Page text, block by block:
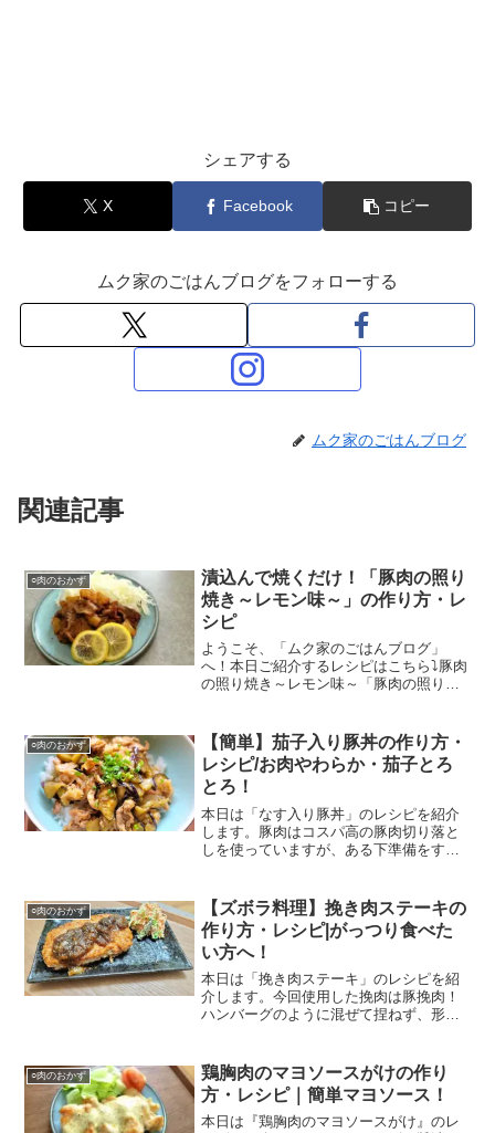
シェアする
X Facebook コピー
ムク家のごはんブログをフォローする
ムク家のごはんブログ
関連記事
○肉のおかず
漬込んで焼くだけ！「豚肉の照り
焼き～レモン味～」の作り方・レ
シピ
ようこそ、「ムク家のごはんブログ」
へ！本日ご紹介するレシピはこちら⤵豚肉
の照り焼き～レモン味～「豚肉の照り焼
など、ご飯作るの面倒...と感じたことは
ありませんか？漬け込...
○肉のおかず
【簡単】茄子入り豚丼の作り方・
レシピ/お肉やわらか・茄子とろ
とろ！
本日は「なす入り豚丼」のレシピを紹介
します。豚肉はコスパ高の豚肉切り落と
しを使っていますが、ある下準備をする
が、とてもとろとろ食感に！タレもおい
しく、おかわりするくらいご飯が進みま
す。
○肉のおかず
【ズボラ料理】挽き肉ステーキの
作り方・レシピ|がっつり食べた
い方へ！
本日は「挽き肉ステーキ」のレシピを紹
介します。今回使用した挽肉は豚挽肉！
ハンバーグのように混ぜて捏ねず、形を
を入れています。是非参考にしていただ
ければ幸いです！
○肉のおかず
鶏胸肉のマヨソースがけの作り
方・レシピ｜簡単マヨソース！
本日は『鶏胸肉のマヨソースがけ』のレ